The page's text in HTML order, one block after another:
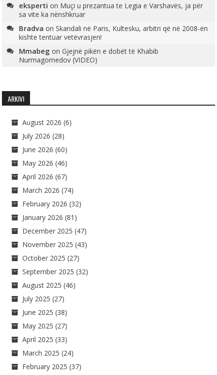
eksperti on Muçi u prezantua te Legia e Varshavës, ja për
sa vite ka nënshkruar
Bradva onSkandali në Paris, Kultesku, arbitri që në 2008-ën
kishte tentuar vetëvrasjen!
Mmabeg onGjejnë pikën e dobët të Khabib
Nurmagomedov (VIDEO)
ARKIVI
August 2026 (6)
July 2026 (28)
June 2026 (60)
May 2026 (46)
April 2026 (67)
March 2026 (74)
February 2026 (32)
January 2026 (81)
December 2025 (47)
November 2025 (43)
October 2025 (27)
September 2025 (32)
August 2025 (46)
July 2025 (27)
June 2025 (38)
May 2025 (27)
April 2025 (33)
March 2025 (24)
February 2025 (37)